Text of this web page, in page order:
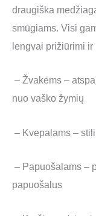
draugiška
smūgiams. Visi
lengvai prižiūrimi ir
– Žvakėms –
nuo vaško žymių
– Kvepalams –
– Papuošalams –
papuošalus